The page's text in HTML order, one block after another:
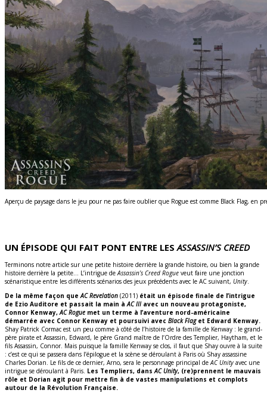
Aperçu de paysage dans le jeu pour ne pas faire oublier que Rogue est comme Black Flag, en
UN ÉPISODE QUI FAIT PONT ENTRE LESASSASSIN’S CREED
Terminons notre article sur une petite histoire derrière la grande histoire, ou bien la grande
histoire derrière la petite… L’intrigue deAssassin’s Creed Rogue veut faire une jonction
scénaristique entre les différents scénarios des jeux précédents avec le AC suivant, Unity.
De la même façon queAC Revelation (2011) était un épisode finale de l’intrigue
de Ezio Auditore et passait la main àAC III avec un nouveau protagoniste,
Connor Kenway,AC Rogue met un terme à l’aventure nord-américaine
démarrée avec Connor Kenway et poursuivi avec Black Flaget Edward Kenway.
Shay Patrick Cormac est un peu comme à côté de l’histoire de la famille de Kenway : le grand-
père pirate et Assassin, Edward, le père Grand maître de l’Ordre des Templier, Haytham, et le
fils Assassin, Connor. Mais puisque la famille Kenway se clos, il faut que Shay ouvre à la suite
: c’est ce qui se passera dans l’épilogue et la scène se déroulant à Paris où Shay assassine
Charles Dorian. Le fils de ce dernier, Arno, sera le personnage principal deAC Unity avec une
intrigue se déroulant à Paris. Les Templiers, dansAC Unity, (re)prennent le mauvais
rôle et Dorian agit pour mettre fin à de vastes manipulations et complots
autour de la Révolution Française.